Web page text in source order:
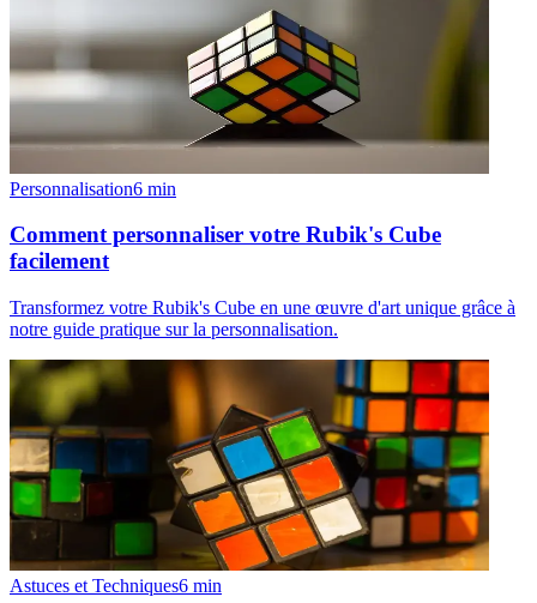
Personnalisation6 min
Comment personnaliser votre Rubik's Cube
facilement
Transformez votre Rubik's Cube en une œuvre d'art unique grâce à
notre guide pratique sur la personnalisation.
Astuces et Techniques6 min